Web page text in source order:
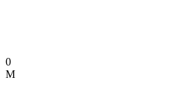
0
M